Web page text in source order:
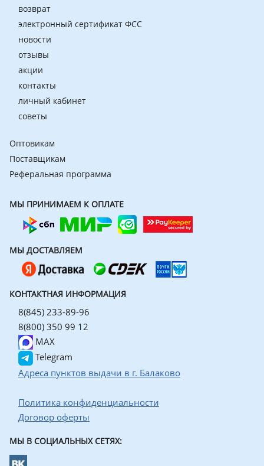
возврат
электронный сертификат ФСС
новости
отзывы
акции
контакты
личный кабинет
советы
Оптовикам
Поставщикам
Реферальная программа
МЫ ПРИНИМАЕМ К ОПЛАТЕ
МЫ ДОСТАВЛЯЕМ
КОНТАКТНАЯ ИНФОРМАЦИЯ
8(845) 233-89-96
8(800) 350 99 12
MAX
Telegram
Адреса пунктов выдачи в г. Балаково
Политика конфиденциальности
Договор оферты
МЫ В СОЦИАЛЬНЫХ СЕТЯХ: